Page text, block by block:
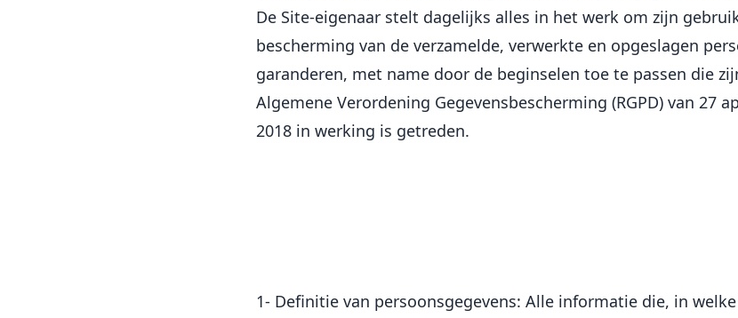
De Site-eigenaar stelt dagelijks alles in het werk om zijn
bescherming van de verzamelde, verwerkte en opgeslagen
garanderen, met name door de beginselen toe te passen die
Algemene Verordening Gegevensbescherming (RGPD) van 27
2018 in werking is getreden.
1- Definitie van persoonsgegevens: Alle informatie die, in